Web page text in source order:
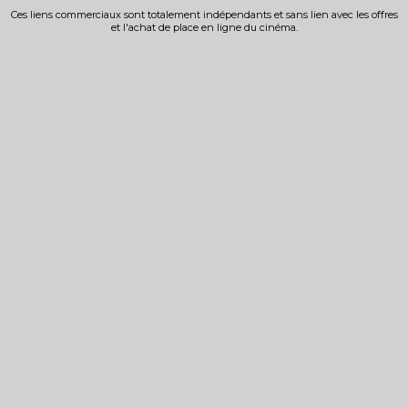
Ces liens commerciaux sont totalement indépendants et sans lien avec les offres
et l'achat de place en ligne du cinéma.